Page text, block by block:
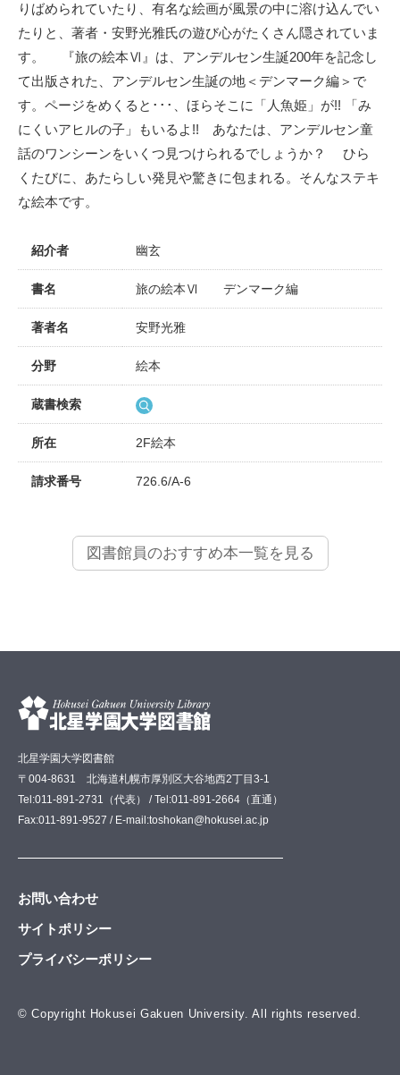
りばめられていたり、有名な絵画が風景の中に溶け込んでい
たりと、著者・安野光雅氏の遊び心がたくさん隠されていま
す。 『旅の絵本Ⅵ』は、アンデルセン生誕200年を記念し
て出版された、アンデルセン生誕の地＜デンマーク編＞で
す。ページをめくると･･･、ほらそこに「人魚姫」が!! 「み
にくいアヒルの子」もいるよ!! あなたは、アンデルセン童
話のワンシーンをいくつ見つけられるでしょうか？ ひら
くたびに、あたらしい発見や驚きに包まれる。そんなステキ
な絵本です。
紹介者 幽玄
書名 旅の絵本Ⅵ デンマーク編
著者名 安野光雅
分野 絵本
蔵書検索
所在 2F絵本
請求番号 726.6/A-6
図書館員のおすすめ本一覧を見る
北星学園大学図書館
〒004-8631 北海道札幌市厚別区大谷地西2丁目3-1
Tel:011-891-2731（代表） / Tel:011-891-2664（直通）
Fax:011-891-9527 / E-mail:toshokan@hokusei.ac.jp
お問い合わせ
サイトポリシー
プライバシーポリシー
© Copyright Hokusei Gakuen University. All rights reserved.